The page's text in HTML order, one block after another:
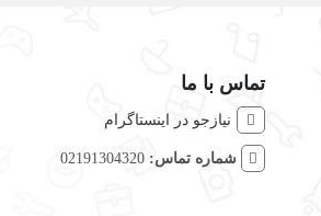
تماس با ما
نیازجو در اینستاگرام
شماره تماس: 02191304320